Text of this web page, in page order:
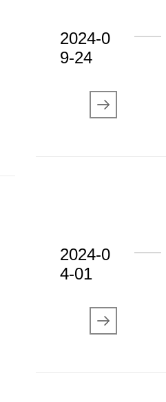
2024-0
9-24
2024-0
4-01